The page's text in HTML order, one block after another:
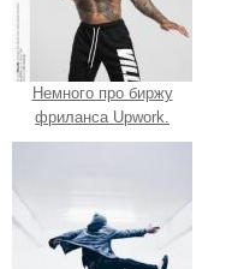
Немного про биржу
фриланса Upwork.